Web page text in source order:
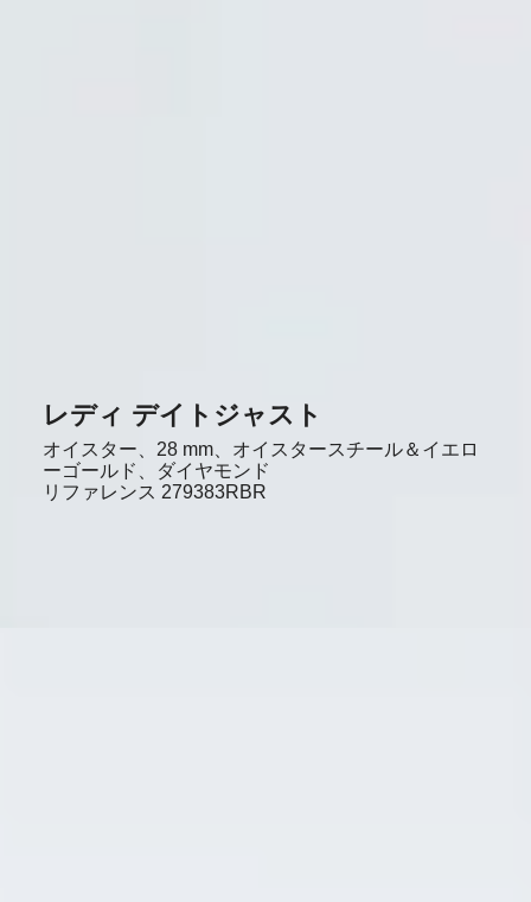
レディ デイトジャスト
オイスター、28 mm、オイスタースチール＆イエロ
ーゴールド、ダイヤモンド
リファレンス 279383RBR